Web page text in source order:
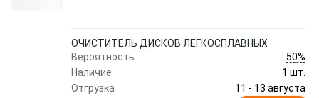
ОЧИСТИТЕЛЬ ДИСКОВ ЛЕГКОСПЛАВНЫХ
Вероятность
50%
Наличие
1 шт.
Отгрузка
11 - 13 августа